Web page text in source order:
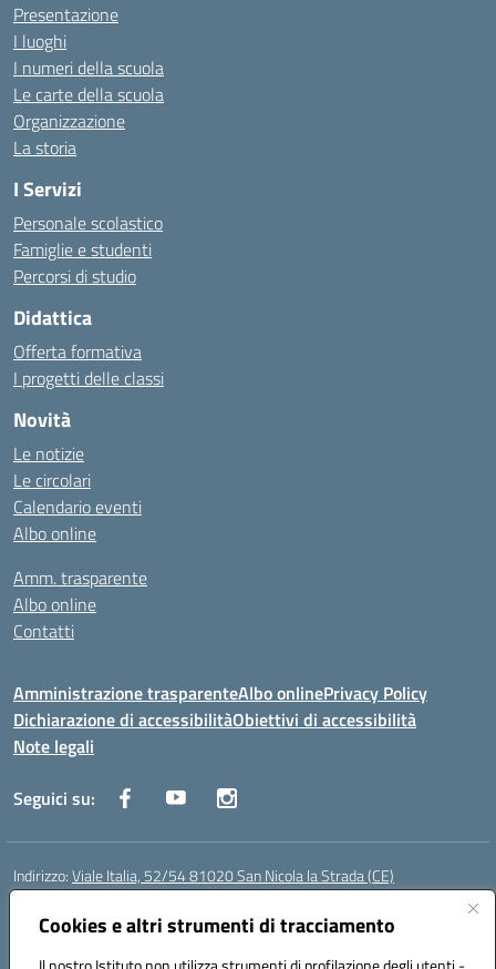
Cookies e altri strumenti di tracciamento
Presentazione
I luoghi
I numeri della scuola
Le carte della scuola
Organizzazione
La storia
I Servizi
Personale scolastico
Famiglie e studenti
Percorsi di studio
Didattica
Offerta formativa
I progetti delle classi
Novità
Le notizie
Le circolari
Calendario eventi
Albo online
Amm. trasparente
Albo online
Contatti
Amministrazione trasparenteAlbo onlinePrivacy Policy
Dichiarazione di accessibilitàObiettivi di accessibilità
Note legali
Seguici su:
Indirizzo:Viale Italia, 52/54 81020 San Nicola la Strada (CE)
Centralino:
Posta elettronica certificata (PEC):ceic86700d@pec.istruzione.it
Codice fiscale: 93081990611